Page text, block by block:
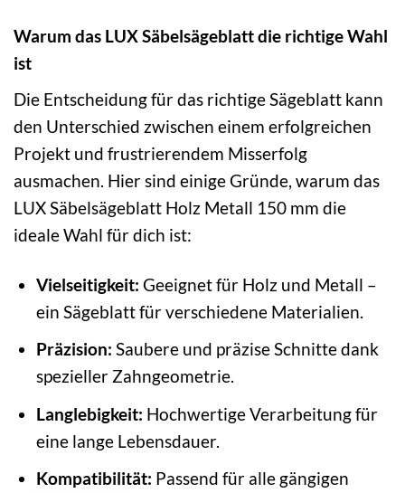
Warum das LUX Säbelsägeblatt die richtige Wahl
ist
Die Entscheidung für das richtige Sägeblatt kann
den Unterschied zwischen einem erfolgreichen
Projekt und frustrierendem Misserfolg
ausmachen. Hier sind einige Gründe, warum das
LUX Säbelsägeblatt Holz Metall 150 mm die
ideale Wahl für dich ist:
Vielseitigkeit: Geeignet für Holz und Metall –
ein Sägeblatt für verschiedene Materialien.
Präzision: Saubere und präzise Schnitte dank
spezieller Zahngeometrie.
Langlebigkeit: Hochwertige Verarbeitung für
eine lange Lebensdauer.
Kompatibilität: Passend für alle gängigen